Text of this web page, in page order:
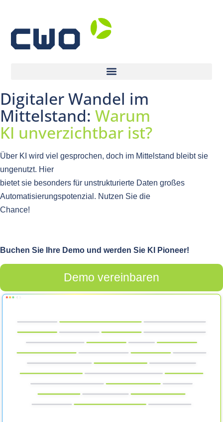
Digitaler Wandel im
Mittelstand: Warum
KI unverzichtbar ist?
Über KI wird viel gesprochen, doch im Mittelstand bleibt sie
ungenutzt. Hier
bietet sie besonders für unstrukturierte Daten großes
Automatisierungspotenzial. Nutzen Sie die
Chance!
Buchen Sie Ihre Demo und werden Sie KI Pioneer!
Demo vereinbaren